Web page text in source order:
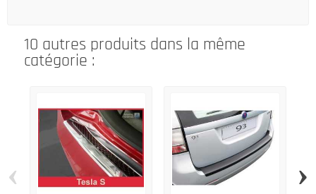
10 autres produits dans la même
catégorie :
‹ ›